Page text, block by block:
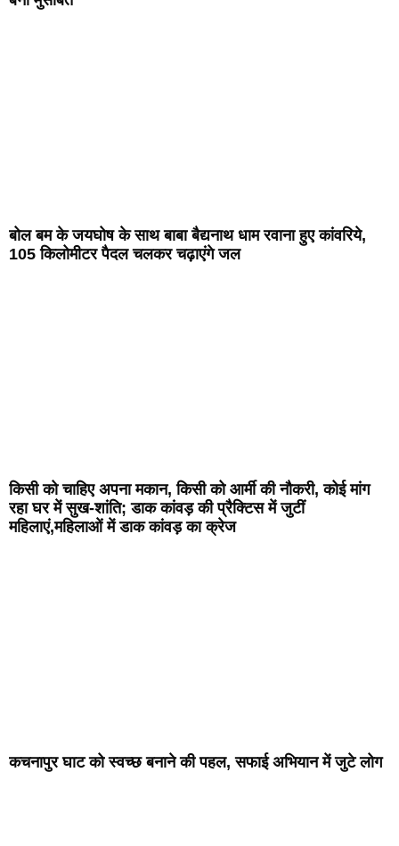
बोल बम के जयघोष के साथ बाबा बैद्यनाथ धाम रवाना हुए कांवरिये,
105 किलोमीटर पैदल चलकर चढ़ाएंगे जल
किसी को चाहिए अपना मकान, किसी को आर्मी की नौकरी, कोई मांग
रहा घर में सुख-शांति; डाक कांवड़ की प्रैक्टिस में जुटीं
महिलाएं,महिलाओं में डाक कांवड़ का क्रेज
कचनापुर घाट को स्वच्छ बनाने की पहल, सफाई अभियान में जुटे लोग